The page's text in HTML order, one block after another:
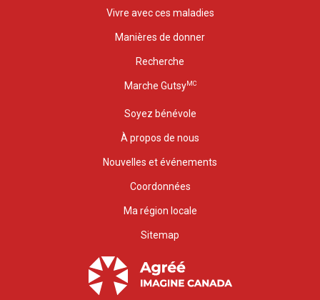
Vivre avec ces maladies
Manières de donner
Recherche
Marche GutsyMC
Soyez bénévole
À propos de nous
Nouvelles et événements
Coordonnées
Ma région locale
Sitemap